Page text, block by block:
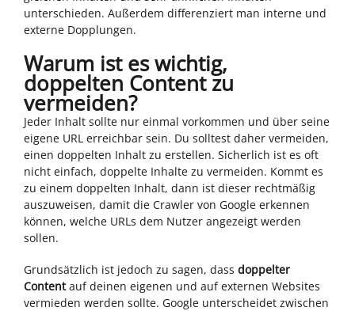
unterschieden. Außerdem differenziert man interne und
externe Dopplungen.
Warum ist es wichtig,
doppelten Content zu
vermeiden?
Jeder Inhalt sollte nur einmal vorkommen und über seine
eigene URL erreichbar sein. Du solltest daher vermeiden,
einen doppelten Inhalt zu erstellen. Sicherlich ist es oft
nicht einfach, doppelte Inhalte zu vermeiden. Kommt es
zu einem doppelten Inhalt, dann ist dieser rechtmäßig
auszuweisen, damit die Crawler von Google erkennen
können, welche URLs dem Nutzer angezeigt werden
sollen.
Grundsätzlich ist jedoch zu sagen, dass doppelter
Contentauf deinen eigenen und auf externen Websites
vermieden werden sollte. Google unterscheidet zwischen